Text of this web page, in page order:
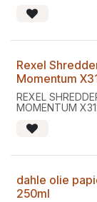
Rexel
Momentum
REXEL
MOMENTUM
dahle olie
250ml